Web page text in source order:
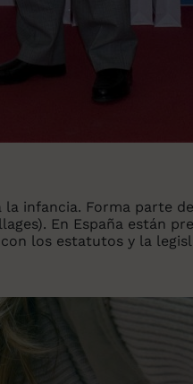
la infancia. Forma parte
En España están
los estatutos y la